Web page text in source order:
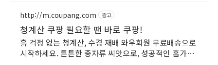
http://m.coupang.com 광고
청계산 쿠팡 필요할 땐 바로 쿠팡!
흙 걱정 없는 청계산, 수경 재배 와우회원 무료배송으로
시작하세요. 튼튼한 종자류 씨앗으로, 성공적인 홈가드